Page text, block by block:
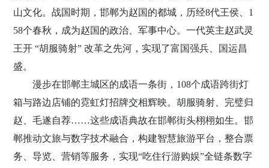
山文化。战国时期，邯郸为赵国的都城，历经8代王侯、 1
58个春秋，成为赵国的政治、军事中心。一代英主赵武灵
王开 “胡服骑射” 改革之先河，实现了富国强兵、国运昌
盛。
漫步在邯郸主城区的成语一条街， 108个成语跨街灯
箱与路边店铺的霓虹灯招牌交相辉映。胡服骑射、完璧归
赵、毛遂自荐……这些成语典故在邯郸街头栩栩如生。邯
郸推动文旅与数字技术融合，构建智慧旅游平台，整合票
务、导览、营销等服务，实现“吃住行游购娱”全链条数字